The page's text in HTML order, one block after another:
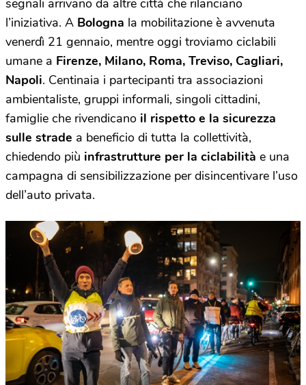
segnali arrivano da altre città che rilanciano
l’iniziativa. A Bologna la mobilitazione è avvenuta
venerdì 21 gennaio, mentre oggi troviamo ciclabili
umane a Firenze, Milano, Roma, Treviso, Cagliari,
Napoli. Centinaia i partecipanti tra associazioni
ambientaliste, gruppi informali, singoli cittadini,
famiglie che rivendicano il rispetto e la sicurezza
sulle strade a beneficio di tutta la collettività,
chiedendo più infrastrutture per la ciclabilità e una
campagna di sensibilizzazione per disincentivare l’uso
dell’auto privata.